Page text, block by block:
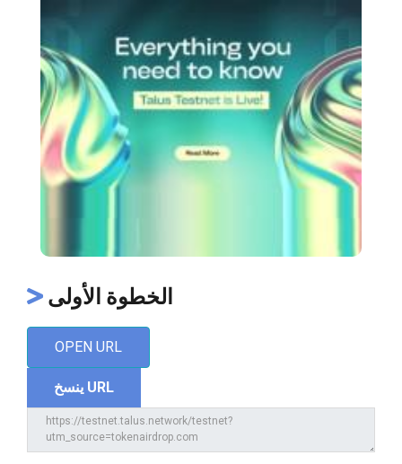
الخطوة الأولى
OPEN URL
ينسخ URL